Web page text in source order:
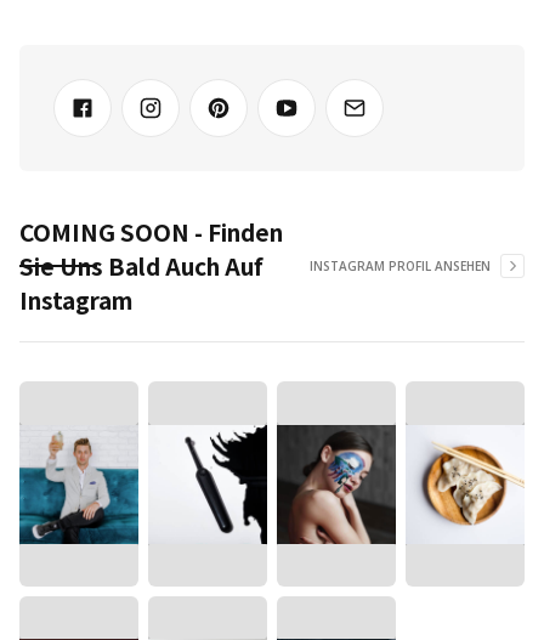
COMING SOON - Finden
Sie Uns Bald Auch Auf
Instagram
INSTAGRAM PROFIL ANSEHEN